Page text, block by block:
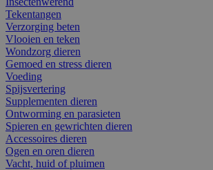
Tekentangen
Verzorging beten
Vlooien en teken
Wondzorg dieren
Gemoed en stress dieren
Voeding
Spijsvertering
Supplementen dieren
Ontworming en parasieten
Spieren en gewrichten dieren
Accessoires dieren
Ogen en oren dieren
Vacht, huid of pluimen